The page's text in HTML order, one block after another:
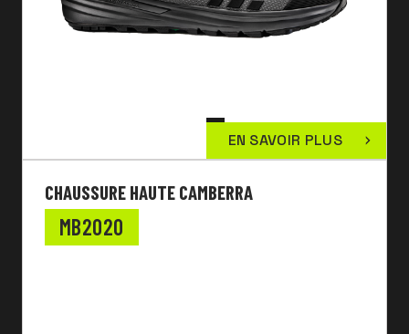
EN SAVOIR PLUS
CHAUSSURE HAUTE CAMBERRA
MB2020